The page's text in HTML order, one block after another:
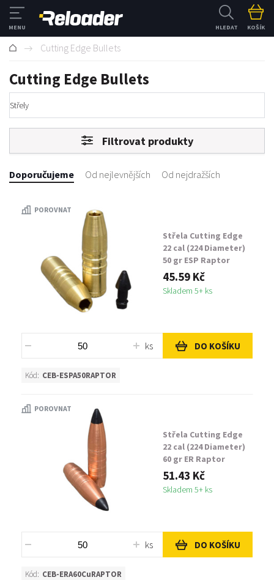
HLEDAT KOŠÍK
Cutting Edge Bullets
Cutting Edge Bullets
Střely
Filtrovat produkty
Doporučujeme Od nejlevnějších Od nejdražších
POROVNAT
Střela Cutting Edge
22 cal (224 Diameter)
50 gr ESP Raptor
45.59 Kč
Skladem 5+ ks
ks DO KOŠÍKU
Kód: CEB-ESPA50RAPTOR
POROVNAT
Střela Cutting Edge
22 cal (224 Diameter)
60 gr ER Raptor
51.43 Kč
Skladem 5+ ks
ks DO KOŠÍKU
Kód: CEB-ERA60CuRAPTOR